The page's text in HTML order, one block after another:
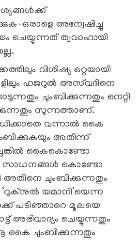
ഒരാളെ അന്വേഷിച്ചു
ത്വവാഫായി
വിശിഷ്യ ഒറ്റയായി
ഹജറുല്‍ അസ്‌വദിനെ
ചുംബിക്കുന്നതും നെറ്റി
സുന്നത്താണ്.
വന്നാല്‍ കൈ
അതിന്ന്
കൈകൊണ്ടോ
സാധനങ്ങള്‍ കൊണ്ടോ
അതിനെ ചുംബിക്കുന്നതും
യമാനി’യെന്ന
പടിഞ്ഞാറെ മൂലയെ
ചെയ്യുന്നതും
ചുംബിക്കുന്നതും